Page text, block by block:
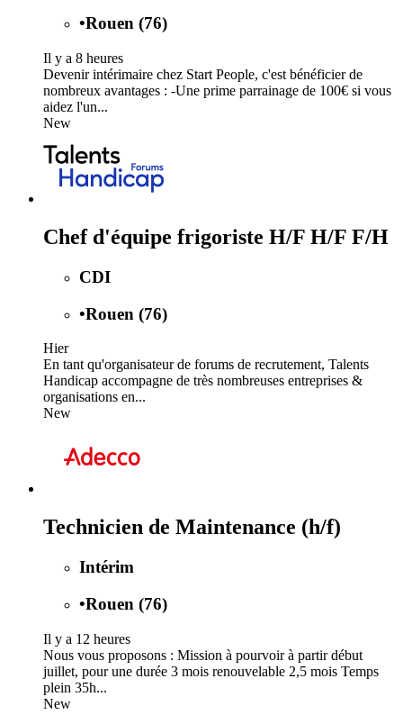
•Rouen (76)
Il y a 8 heures
Devenir intérimaire chez Start People, c'est bénéficier de
nombreux avantages : -Une prime parrainage de 100€ si vous
aidez l'un...
New
Chef d'équipe frigoriste H/F H/F F/H
CDI
•Rouen (76)
Hier
En tant qu'organisateur de forums de recrutement, Talents
Handicap accompagne de très nombreuses entreprises &
organisations en...
New
Technicien de Maintenance (h/f)
Intérim
•Rouen (76)
Il y a 12 heures
Nous vous proposons : Mission à pourvoir à partir début
juillet, pour une durée 3 mois renouvelable 2,5 mois Temps
plein 35h...
New